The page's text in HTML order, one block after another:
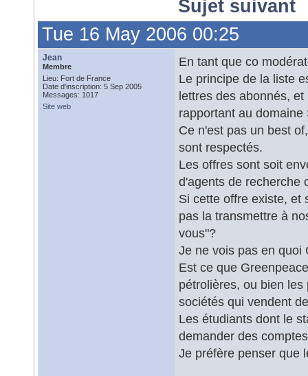
Sujet suivant
Tue 16 May 2006 00:25
Jean
Membre
Lieu: Fort de France
Date d'inscription: 5 Sep 2005
Messages: 1017
Site web
En tant que co
Le principe de la liste
lettres des abonnés,
rapportant au
Ce n'est pas un best
sont respectés.
Les offres sont soit
d'agents de recherche
Si cette offre existe, et
pas la transmettre à
vous"?
Je ne vois pas en quoi
Est ce que
pétrolières, ou bien
sociétés qui vendent
Les étudiants dont le
demander des
Je préfère penser que